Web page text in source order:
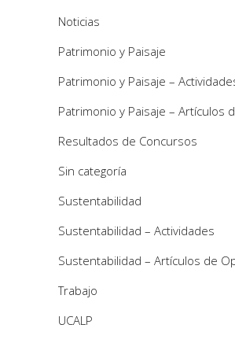
Noticias
Patrimonio y Paisaje
Patrimonio y Paisaje –
Patrimonio y Paisaje – Artículos
Resultados de Concursos
Sin categoría
Sustentabilidad
Sustentabilidad – Actividades
Sustentabilidad – Artículos de
Trabajo
UCALP